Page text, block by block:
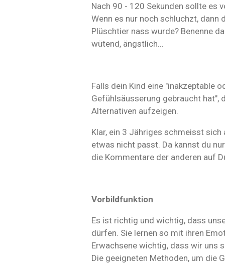
Nach 90 - 120 Sekunden sollte es
Wenn es nur noch schluchzt,
Plüschtier nass wurde? Benenne
wütend, ängstlich...
Falls dein Kind eine "inakzeptable
Gefühlsäusserung gebraucht hat",
Alternativen aufzeigen.
Klar, ein 3 Jähriges schmeisst sich
etwas nicht passt. Da kannst du
die Kommentare der anderen auf
Vorbildfunktion
Es ist richtig und wichtig, dass
dürfen. Sie lernen so mit ihren
Erwachsene wichtig, dass wir uns
Die geeigneten Methoden, um die